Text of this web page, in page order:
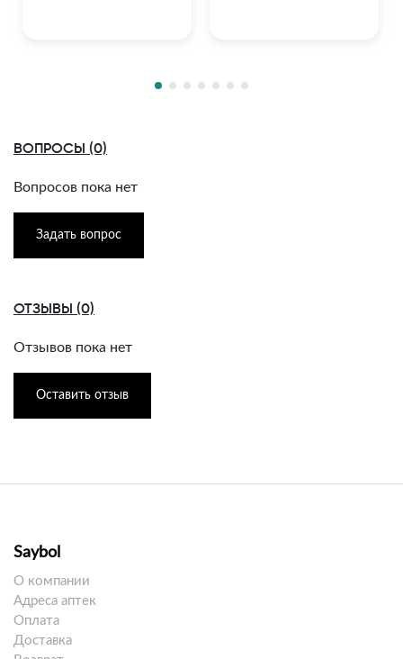
ВОПРОСЫ (0)
Вопросов пока нет
Задать вопрос
ОТЗЫВЫ (0)
Отзывов пока нет
Оставить отзыв
Saybol
О компании
Адреса аптек
Оплата
Доставка